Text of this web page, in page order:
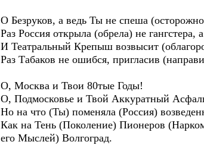
О Безруков, а ведь Ты не спеша
Раз Россия открыла (обрела) не
И Театральный Крепыш возвысит
Раз Табаков не ошибся, пригласив
О, Москва и Твои 80тые Годы!
О, Подмосковье и Твой Аккуратный
Но на что (Ты) поменяла (Россия)
Как на Тень (Поколение) Пионеров
его Мыслей) Волгоград.